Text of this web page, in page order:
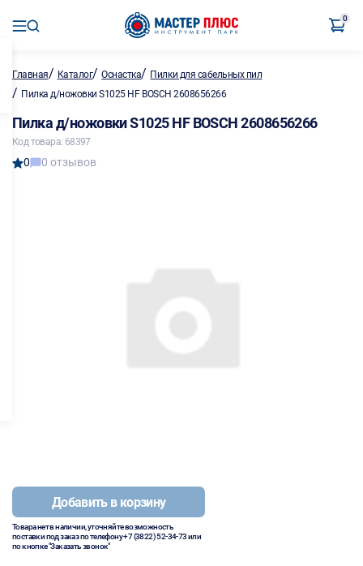
0
Главная/ Каталог/Оснастка/ Пилки для сабельных пил
/ Пилка д/ножовки S1025 HF BOSCH 2608656266
Пилка д/ножовки S1025 HF BOSCH 2608656266
Код товара: 68397
0 0 отзывов
Добавить в корзину
Товара нет в наличии, уточняйте возможность
поставки под заказ по телефону+7 (3822) 52-34-73или
по кнопке "Заказать звонок"